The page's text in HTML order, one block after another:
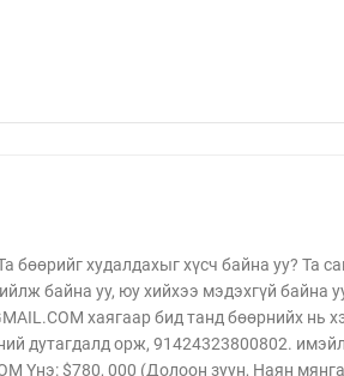
бөөрийг худалдахыг хүсч байна уу? Та
байна уу, юу хийхээ мэдэхгүй байна
хаягаар бид танд бөөрнийх нь
дутагдалд орж, 91424323800802.
Yнэ: $780, 000 (Долоон зуун, Наян